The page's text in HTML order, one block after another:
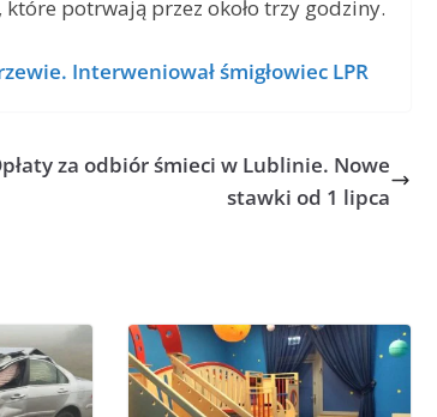
potrwają przez około trzy godziny.
Interweniował śmigłowiec LPR
za odbiór śmieci w Lublinie. Nowe
stawki od 1 lipca